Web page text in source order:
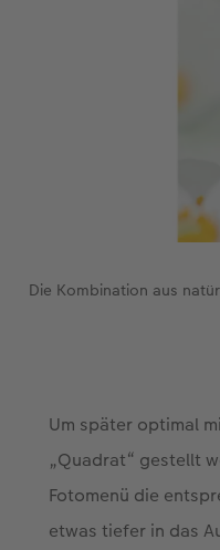
Die Kombination aus
Um später optimal
„Quadrat“ gestellt
Fotomenü die
etwas tiefer in das